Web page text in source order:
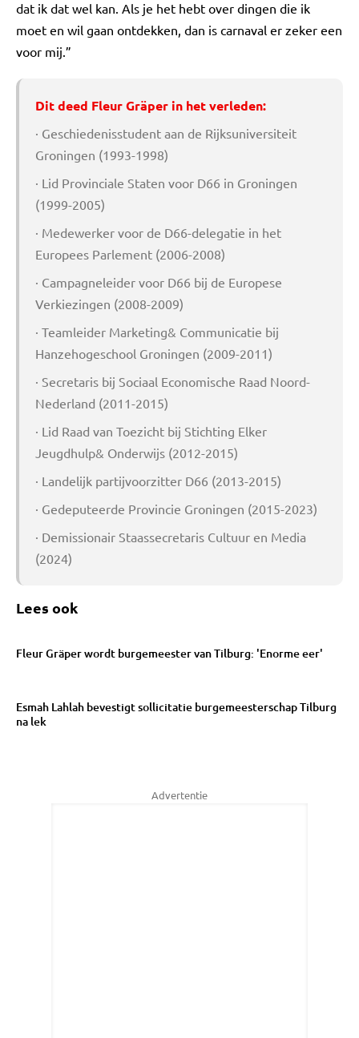
dat ik dat wel kan. Als je het hebt over dingen die ik
moet en wil gaan ontdekken, dan is carnaval er zeker een
voor mij.”
Dit deed Fleur Gräper in het verleden:
· Geschiedenisstudent aan de Rijksuniversiteit
Groningen (1993-1998)
· Lid Provinciale Staten voor D66 in Groningen
(1999-2005)
· Medewerker voor de D66-delegatie in het
Europees Parlement (2006-2008)
· Campagneleider voor D66 bij de Europese
Verkiezingen (2008-2009)
· Teamleider Marketing& Communicatie bij
Hanzehogeschool Groningen (2009-2011)
· Secretaris bij Sociaal Economische Raad Noord-
Nederland (2011-2015)
· Lid Raad van Toezicht bij Stichting Elker
Jeugdhulp& Onderwijs (2012-2015)
· Landelijk partijvoorzitter D66 (2013-2015)
· Gedeputeerde Provincie Groningen (2015-2023)
· Demissionair Staassecretaris Cultuur en Media
(2024)
Lees ook
Fleur Gräper wordt burgemeester van Tilburg: 'Enorme eer'
Esmah Lahlah bevestigt sollicitatie burgemeesterschap Tilburg
na lek
Advertentie